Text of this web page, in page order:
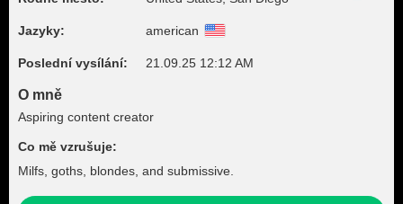
Jazyky: american
Poslední vysílání: 21.09.25 12:12 AM
O mně
Aspiring content creator
Co mě vzrušuje:
Milfs, goths, blondes, and submissive.